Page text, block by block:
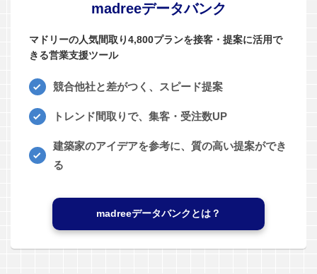
madreeデータバンク
マドリーの人気間取り4,800プランを接客・提案に活用で
きる営業支援ツール
競合他社と差がつく、スピード提案
トレンド間取りで、集客・受注数UP
建築家のアイデアを参考に、質の高い提案ができ
る
madreeデータバンクとは？